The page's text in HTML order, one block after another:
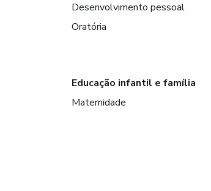
Desenvolvimento pessoal
Oratória
Educação infantil e família
Maternidade